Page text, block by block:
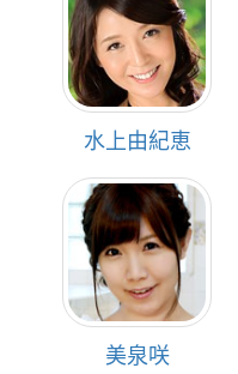
水上由紀恵
美泉咲